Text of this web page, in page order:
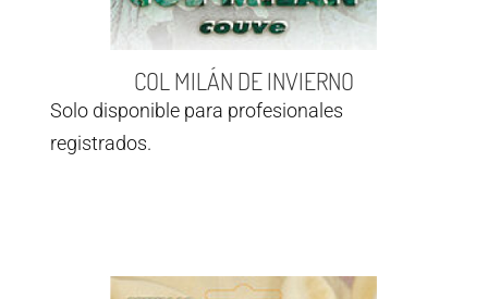
COL MILÁN DE INVIERNO
Solo disponible para profesionales
registrados.